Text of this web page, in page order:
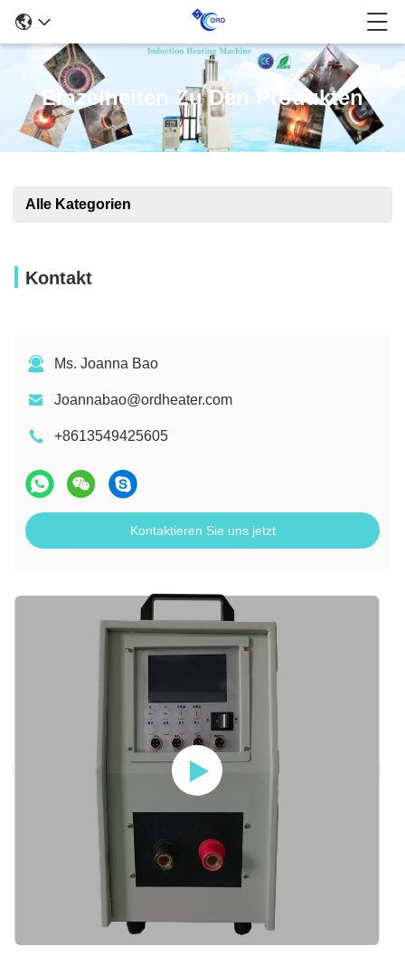
Einzelheiten Zu Den Produkten
Alle Kategorien
Kontakt
Ms. Joanna Bao
Joannabao@ordheater.com
+8613549425605
Kontaktieren Sie uns jetzt